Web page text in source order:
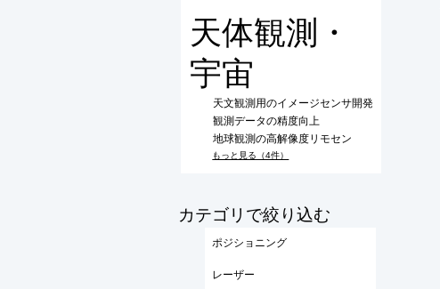
天体観測・
宇宙
天文観測用のイメージセンサ開発
観測データの精度向上
地球観測の高解像度リモセン
もっと見る（4件）
​カテゴリで絞り込む
ポジショニング
レーザー